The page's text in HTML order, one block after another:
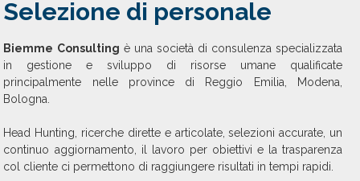
Selezione di personale
Biemme Consulting è una società di consulenza specializzata
in gestione e sviluppo di risorse umane qualificate
principalmente nelle province di Reggio Emilia, Modena,
Bologna.
Head Hunting, ricerche dirette e articolate, selezioni accurate, un
continuo aggiornamento, il lavoro per obiettivi e la trasparenza
col cliente ci permettono di raggiungere risultati in tempi rapidi.